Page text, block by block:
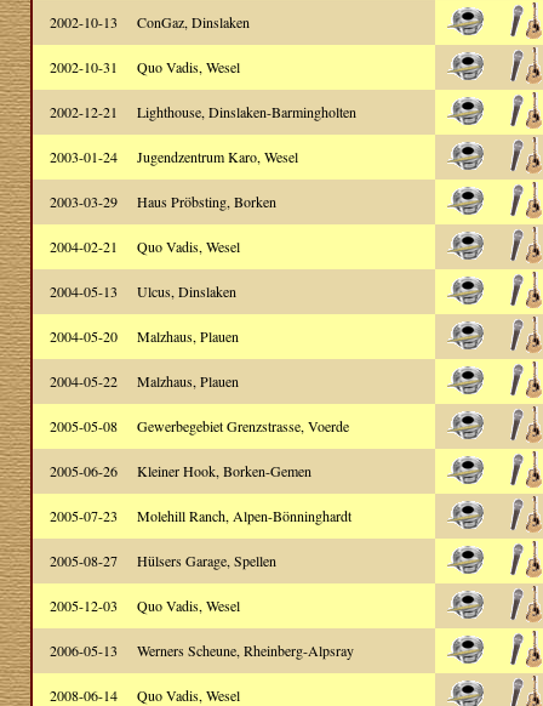
2002-10-13 ConGaz, Dinslaken
2002-10-31 Quo Vadis, Wesel
2002-12-21 Lighthouse, Dinslaken-Barmingholten
2003-01-24 Jugendzentrum Karo, Wesel
2003-03-29 Haus Pröbsting, Borken
2004-02-21 Quo Vadis, Wesel
2004-05-13 Ulcus, Dinslaken
2004-05-20 Malzhaus, Plauen
2004-05-22 Malzhaus, Plauen
2005-05-08 Gewerbegebiet Grenzstrasse, Voerde
2005-06-26 Kleiner Hook, Borken-Gemen
2005-07-23 Molehill Ranch, Alpen-Bönninghardt
2005-08-27 Hülsers Garage, Spellen
2005-12-03 Quo Vadis, Wesel
2006-05-13 Werners Scheune, Rheinberg-Alpsray
2008-06-14 Quo Vadis, Wesel